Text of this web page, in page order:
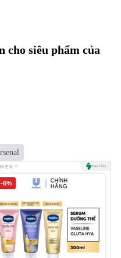
cho siêu phẩm của
-6%